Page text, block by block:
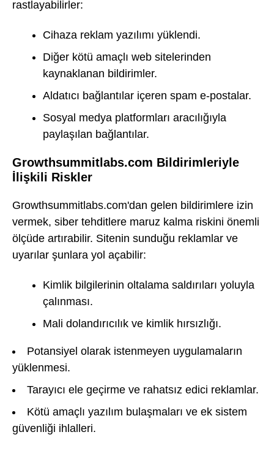
rastlayabilirler:
Cihaza reklam yazılımı yüklendi.
Diğer kötü amaçlı web sitelerinden
kaynaklanan bildirimler.
Aldatıcı bağlantılar içeren spam e-postalar.
Sosyal medya platformları aracılığıyla
paylaşılan bağlantılar.
Growthsummitlabs.com Bildirimleriyle
İlişkili Riskler
Growthsummitlabs.com'dan gelen bildirimlere izin
vermek, siber tehditlere maruz kalma riskini önemli
ölçüde artırabilir. Sitenin sunduğu reklamlar ve
uyarılar şunlara yol açabilir:
Kimlik bilgilerinin oltalama saldırıları yoluyla
çalınması.
Mali dolandırıcılık ve kimlik hırsızlığı.
Potansiyel olarak istenmeyen uygulamaların
yüklenmesi.
Tarayıcı ele geçirme ve rahatsız edici reklamlar.
Kötü amaçlı yazılım bulaşmaları ve ek sistem
güvenliği ihlalleri.